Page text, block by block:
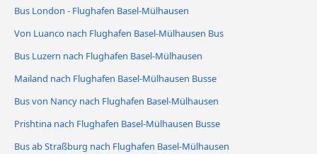
Bus London - Flughafen Basel-Mülhausen
Von Luanco nach Flughafen Basel-Mülhausen Bus
Bus Luzern nach Flughafen Basel-Mülhausen
Mailand nach Flughafen Basel-Mülhausen Busse
Bus von Nancy nach Flughafen Basel-Mülhausen
Prishtina nach Flughafen Basel-Mülhausen Busse
Bus ab Straßburg nach Flughafen Basel-Mülhausen